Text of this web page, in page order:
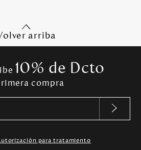
arriba
10% de Dcto
compra
para tratamiento